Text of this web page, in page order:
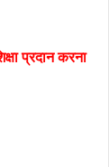
प्रदान करना